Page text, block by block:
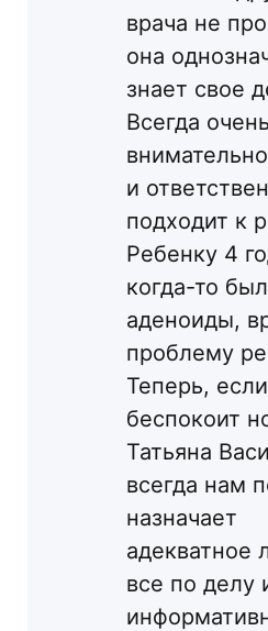
врача не
она
знает свое
Всегда очень
и
подходит к
Ребенку 4
когда-то
аденоиды,
проблему
Теперь, если
беспокоит
Татьяна
всегда нам
назначает
адекватное
все по делу